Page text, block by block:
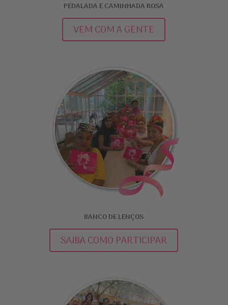
PEDALADA E CAMINHADA ROSA
VEM COM A GENTE
BANCO DE LENÇOS
SAIBA COMO PARTICIPAR